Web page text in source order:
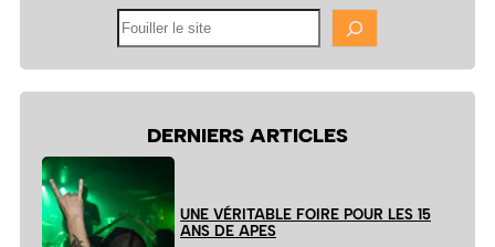
DERNIERS ARTICLES
UNE VÉRITABLE FOIRE POUR LES 15
ANS DE APES